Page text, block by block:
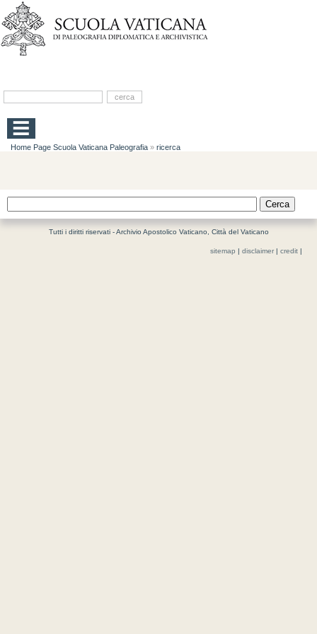
Home Page Scuola Vaticana Paleografia » ricerca
Tutti i diritti riservati - Archivio Apostolico Vaticano, Città del Vaticano
sitemap disclaimer| credit|